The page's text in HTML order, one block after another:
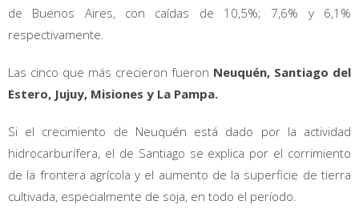
de Buenos Aires, con caídas de 10,5%; 7,6% y 6,1%
respectivamente.
Las cinco que más crecieron fueron Neuquén, Santiago del
Estero, Jujuy, Misiones y La Pampa.
Si el crecimiento de Neuquén está dado por la actividad
hidrocarburífera, el de Santiago se explica por el corrimiento
de la frontera agrícola y el aumento de la superficie de tierra
cultivada, especialmente de soja, en todo el período.